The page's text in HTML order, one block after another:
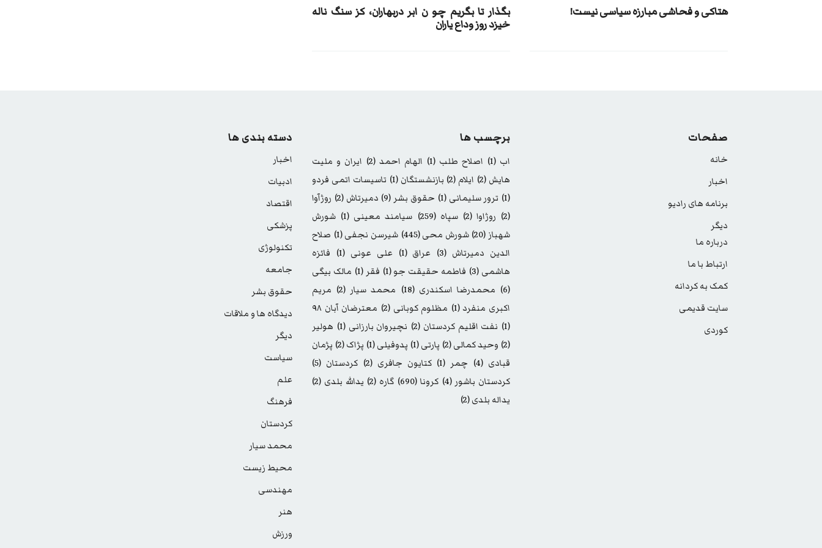
هتاکی و فحاشی مبارزه سیاسی نیست!
بگذار تا بگریم چو ن ابر دربهاران، کز سنگ ناله
خیزد روز وداع یاران
صفحات
خانه
اخبار
برنامه های رادیو
دیگر
درباره ما
ارتباط با ما
کمک به کردانه
سایت قدیمی
کوردی
برچسب ها
اب (1) اصلاح طلب (1) الهام احمد(2)
ایران و ملیت
هایش (2) ایلام (2) بازنشستگان (1)
تاسیسات اتمی فردو
(1)
ترور سلیمانی (1) حقوق بشر (9) دمیرتاش (2)
روژآوا
(2)
روژاوا (2) سپاه (259) سیامند معینی (1)
شورش
شهباز (20) شورش محی(445) شیرسن نجفی(1)
صلاح
الدین دمیرتاش (3) عراق (1) علی عونی (1)
فائزه
هاشمی (3) فاطمه حقیقت جو(1) فقر (1)
مالک بیگی
(6)
محمدرضا اسکندری (18) محمد سیار (2)
مریم
اکبری منفرد (1) مظلوم کوبانی (2)
معترضان آبان ۹۸
(1)
نفت اقلیم کردستان (2) نچیروان بارزانی (1)
هولیر
(2)
وحید کمالی(2) پارتی(1) پدوفیلی(1) پژاک(2)
پژمان
قبادی (4) چمر (1) کتایون جافری (2) کردستان (5)
کردستان باشور (4) کرونا (690) گاره (2) یدالله بلدی (2)
یداله بلدی(2)
دسته بندی ها
اخبار
ادبیات
اقتصاد
پزشکی
تکنولوژی
جامعه
حقوق بشر
دیدگاه ها و ملاقات
دیگر
سیاست
علم
فرهنگ
کردستان
محمد سیار
محیط زیست
مهندسی
هنر
ورزش